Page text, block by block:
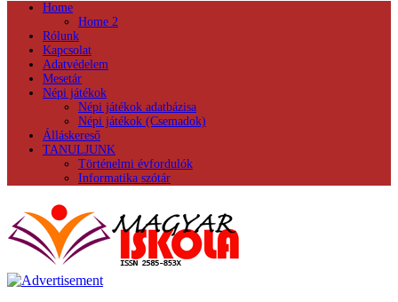
Home
Home 2
Rólunk
Kapcsolat
Adatvédelem
Mesetár
Népi játékok
Népi játékok adatbázisa
Népi játékok (Csemadok)
Álláskereső
TANULJUNK
Történelmi évfordulók
Informatika szótár